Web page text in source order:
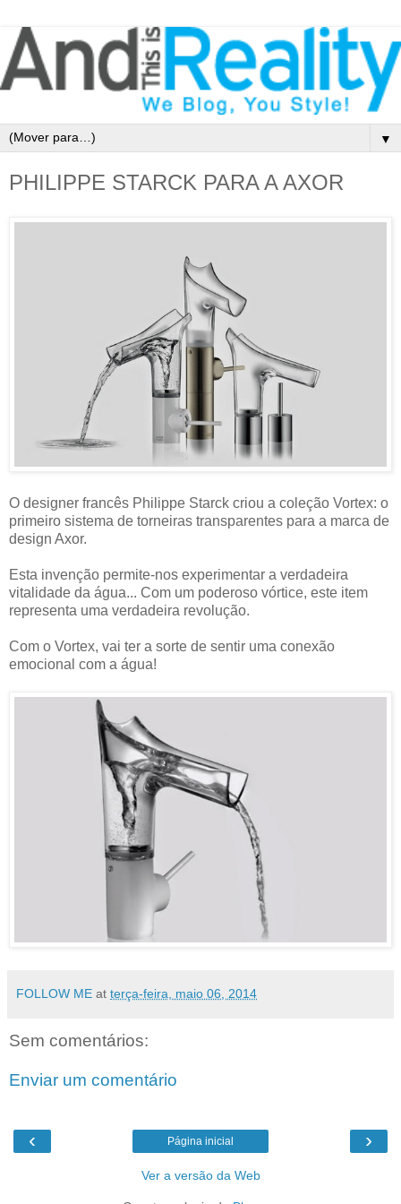
▼
PHILIPPE STARCK PARA A AXOR
O designer francês Philippe Starck criou a coleção Vortex: o
primeiro sistema de torneiras transparentes para a marca de
design Axor.
Esta invenção permite-nos experimentar a verdadeira
vitalidade da água... Com um poderoso vórtice, este item
representa uma verdadeira revolução.
Com o Vortex, vai ter a sorte de sentir uma conexão
emocional com a água!
FOLLOW ME at terça-feira, maio 06, 2014
Sem comentários:
Enviar um comentário
‹ ›
Página inicial
Ver a versão da Web